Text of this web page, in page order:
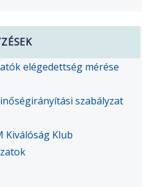
elégedettség mérése
szabályzat
Kiválóság Klub